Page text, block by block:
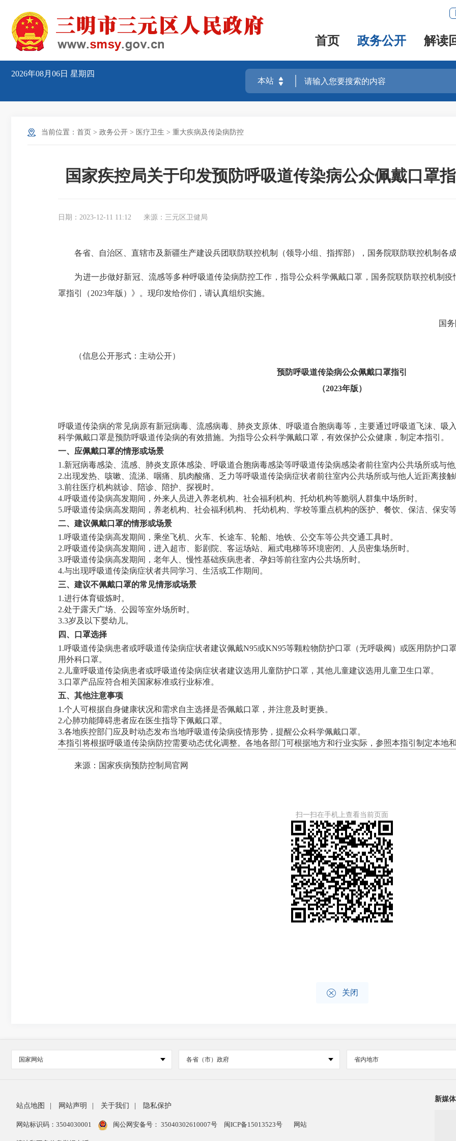
首页 政务公开 解读
2026年08月06日 星期四
当前位置： 首页 > 政务公开 > 医疗卫生 > 重大疾病及传染病防控
国家疾控局关于印发预防呼吸道传染病公众佩戴口罩
日期：2023-12-11 11:12 来源：三元区卫健局
各省、自治区、直辖市及新疆生产建设兵团联防联控机制（领导小组、指挥部），国务院联防联控机制各成
为进一步做好新冠、流感等多种呼吸道传染病防控工作，指导公众科学佩戴口罩，国务院联防联控机制疫
罩指引（2023年版）》。现印发给你们，请认真组织实施。
国
（信息公开形式：主动公开）
预防呼吸道传染病公众佩戴口罩指引
（2023年版）
呼吸道传染病的常见病原有新冠病毒、流感病毒、肺炎支原体、呼吸道合胞病毒等，主要通过呼吸道飞沫、吸
科学佩戴口罩是预防呼吸道传染病的有效措施。为指导公众科学佩戴口罩，有效保护公众健康，制定本指引。
一、应佩戴口罩的情形或场景
1.新冠病毒感染、流感、肺炎支原体感染、呼吸道合胞病毒感染等呼吸道传染病感染者前往室内公共场所或与
2.出现发热、咳嗽、流涕、咽痛、肌肉酸痛、乏力等呼吸道传染病症状者前往室内公共场所或与他人近距离接触
3.前往医疗机构就诊、陪诊、陪护、探视时。
4.呼吸道传染病高发期间，外来人员进入养老机构、社会福利机构、托幼机构等脆弱人群集中场所时。
5.呼吸道传染病高发期间，养老机构、社会福利机构、 托幼机构、学校等重点机构的医护、餐饮、保洁、保安
二、建议佩戴口罩的情形或场景
1.呼吸道传染病高发期间，乘坐飞机、火车、长途车、轮船、地铁、公交车等公共交通工具时。
2.呼吸道传染病高发期间，进入超市、影剧院、客运场站、厢式电梯等环境密闭、人员密集场所时。
3.呼吸道传染病高发期间，老年人、慢性基础疾病患者、孕妇等前往室内公共场所时。
4.与出现呼吸道传染病症状者共同学习、生活或工作期间。
三、建议不佩戴口罩的常见情形或场景
1.进行体育锻炼时。
2.处于露天广场、公园等室外场所时。
3.3岁及以下婴幼儿。
四、口罩选择
1.呼吸道传染病患者或呼吸道传染病症状者建议佩戴N95或KN95等颗粒物防护口罩（无呼吸阀）或医用防护口
用外科口罩。
2.儿童呼吸道传染病患者或呼吸道传染病症状者建议选用儿童防护口罩，其他儿童建议选用儿童卫生口罩。
3.口罩产品应符合相关国家标准或行业标准。
五、其他注意事项
1.个人可根据自身健康状况和需求自主选择是否佩戴口罩，并注意及时更换。
2.心肺功能障碍患者应在医生指导下佩戴口罩。
3.各地疾控部门应及时动态发布当地呼吸道传染病疫情形势，提醒公众科学佩戴口罩。
本指引将根据呼吸道传染病防控需要动态优化调整。各地各部门可根据地方和行业实际，参照本指引制定本地
来源：国家疾病预防控制局官网
扫一扫在手机上查看当前页面
 关闭
国家网站 各省（市）政府 省内地市
站点地图 网站声明 关于我们 隐私保护
网站标识码：3504030001 闽公网安备号： 35040302610007号 闽ICP备15013523号 网站
新媒